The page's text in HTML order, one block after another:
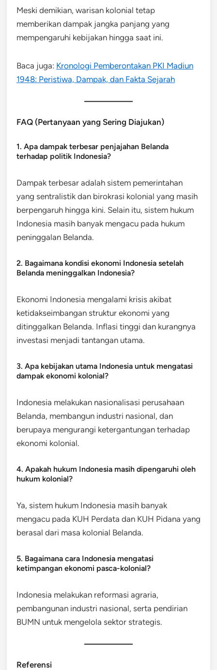
Meski demikian, warisan kolonial tetap
memberikan dampak jangka panjang yang
mempengaruhi kebijakan hingga saat ini.
Baca juga: Kronologi Pemberontakan PKI Madiun
1948: Peristiwa, Dampak, dan Fakta Sejarah
FAQ (Pertanyaan yang Sering Diajukan)
1. Apa dampak terbesar penjajahan Belanda
terhadap politik Indonesia?
Dampak terbesar adalah sistem pemerintahan
yang sentralistik dan birokrasi kolonial yang masih
berpengaruh hingga kini. Selain itu, sistem hukum
Indonesia masih banyak mengacu pada hukum
peninggalan Belanda.
2. Bagaimana kondisi ekonomi Indonesia setelah
Belanda meninggalkan Indonesia?
Ekonomi Indonesia mengalami krisis akibat
ketidakseimbangan struktur ekonomi yang
ditinggalkan Belanda. Inflasi tinggi dan kurangnya
investasi menjadi tantangan utama.
3. Apa kebijakan utama Indonesia untuk mengatasi
dampak ekonomi kolonial?
Indonesia melakukan nasionalisasi perusahaan
Belanda, membangun industri nasional, dan
berupaya mengurangi ketergantungan terhadap
ekonomi kolonial.
4. Apakah hukum Indonesia masih dipengaruhi oleh
hukum kolonial?
Ya, sistem hukum Indonesia masih banyak
mengacu pada KUH Perdata dan KUH Pidana yang
berasal dari masa kolonial Belanda.
5. Bagaimana cara Indonesia mengatasi
ketimpangan ekonomi pasca-kolonial?
Indonesia melakukan reformasi agraria,
pembangunan industri nasional, serta pendirian
BUMN untuk mengelola sektor strategis.
Referensi